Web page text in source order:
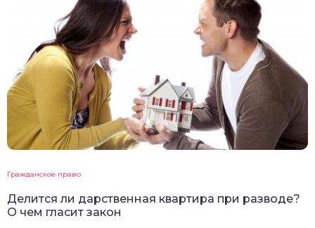
Гражданское право
Делится ли дарственная квартира при разводе?
О чем гласит закон